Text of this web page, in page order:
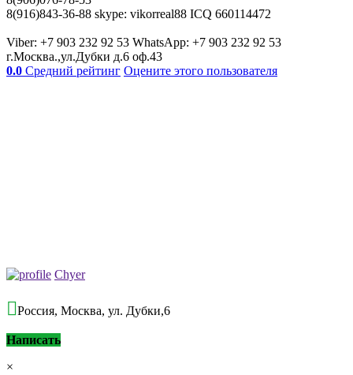
8(916)843-36-88 skype: vikorreal88 ICQ 660114472
Viber: +7 903 232 92 53 WhatsApp: +7 903 232 92 53
г.Москва.,ул.Дубки д.6 оф.43
0.0 Средний рейтинг Оцените этого пользователя
Chyer
Россия, Москва, ул. Дубки,6
Написать
×